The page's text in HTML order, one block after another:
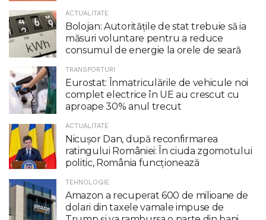
ACTUALITATE
Bolojan: Autoritățile de stat trebuie să ia
măsuri voluntare pentru a reduce
consumul de energie la orele de seară
TRANSPORTURI
Eurostat: Înmatriculările de vehicule noi
complet electrice în UE au crescut cu
aproape 30% anul trecut
ACTUALITATE
Nicuşor Dan, după reconfirmarea
ratingului României: În ciuda zgomotului
politic, România funcţionează
TEHNOLOGIE
Amazon a recuperat 600 de milioane de
dolari din taxele vamale impuse de